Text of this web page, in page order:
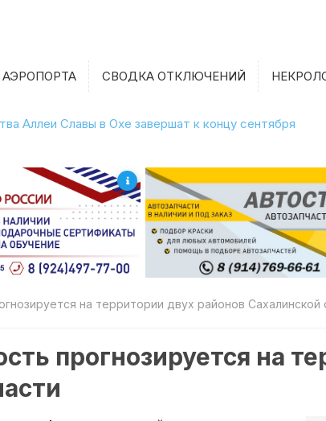
АЭРОПОРТА СВОДКА ОТКЛЮЧЕНИЙ
Аллеи Славы в Охе завершат к концу сентября
на территории двух районов Сахалинской
прогнозируется на